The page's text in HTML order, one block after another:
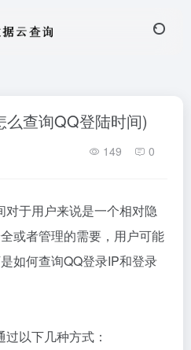
查询QQ登陆时间)
149 0
对于用户来说是一个相对隐
或者管理的需要，用户可能
如何查询QQ登录IP和登录
以下几种方式：